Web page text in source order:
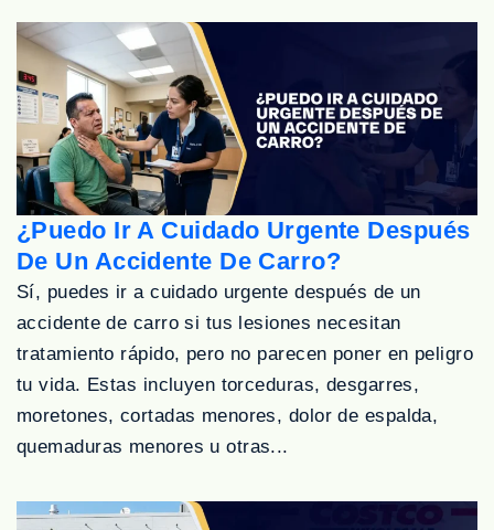
¿Puedo Ir A Cuidado Urgente Después
De Un Accidente De Carro?
Sí, puedes ir a cuidado urgente después de un
accidente de carro si tus lesiones necesitan
tratamiento rápido, pero no parecen poner en peligro
tu vida. Estas incluyen torceduras, desgarres,
moretones, cortadas menores, dolor de espalda,
quemaduras menores u otras...